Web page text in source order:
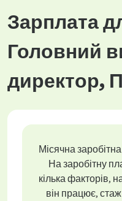
Зарплата
Головний
директор,
Місячна
На заробітну
кілька факторів,
він працює,